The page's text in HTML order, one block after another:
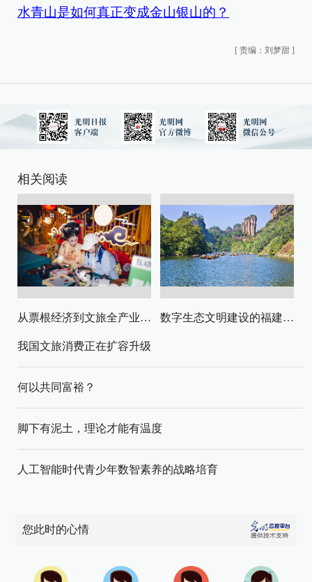
水青山是如何真正变成金山银山的？
[ 责编：刘梦甜 ]
相关阅读
从票根经济到文旅全产业链升级 数字生态文明建设的福建路径与启示
我国文旅消费正在扩容升级
何以共同富裕？
脚下有泥土，理论才能有温度
人工智能时代青少年数智素养的战略培育
您此时的心情